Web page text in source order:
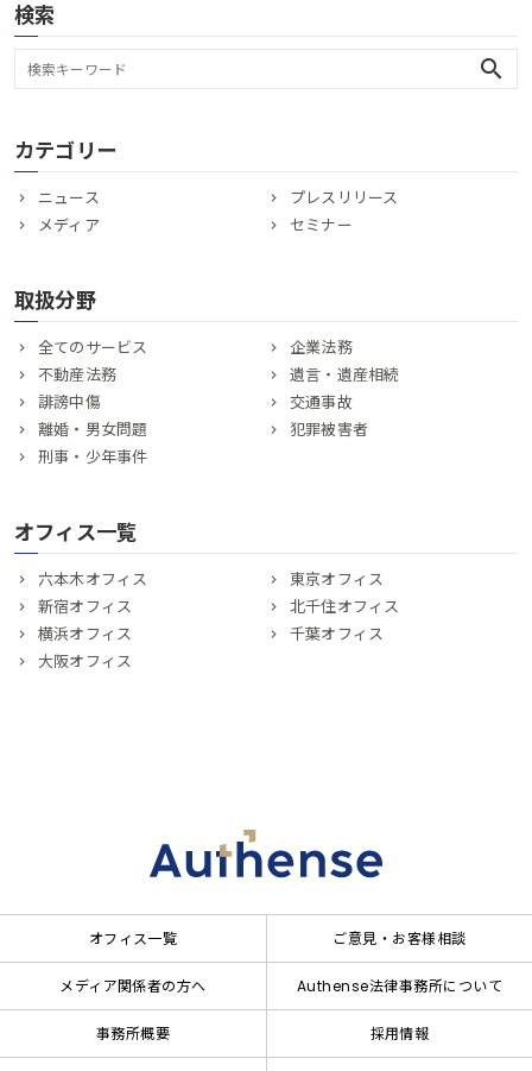
検索
search
カテゴリー
ニュース
プレスリリース
メディア
セミナー
取扱分野
全てのサービス
企業法務
不動産法務
遺言・遺産相続
誹謗中傷
交通事故
離婚・男女問題
犯罪被害者
刑事・少年事件
オフィス一覧
六本木オフィス
東京オフィス
新宿オフィス
北千住オフィス
横浜オフィス
千葉オフィス
大阪オフィス
オフィス一覧 ご意見・お客様相談
メディア関係者の方へ Authense法律事務所について
事務所概要 採用情報